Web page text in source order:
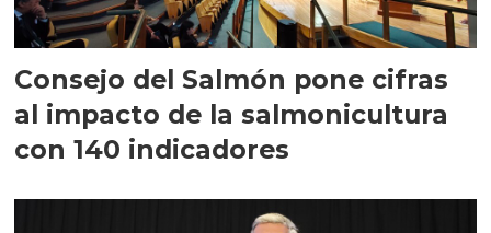
Consejo del Salmón pone cifras
al impacto de la salmonicultura
con 140 indicadores